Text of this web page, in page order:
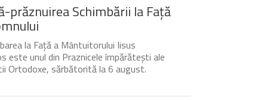
prăznuirea Schimbării la Față
la Față a Mântuitorului Iisus
este unul din Praznicele împărătești ale
Ortodoxe, sărbătorită la 6 august.